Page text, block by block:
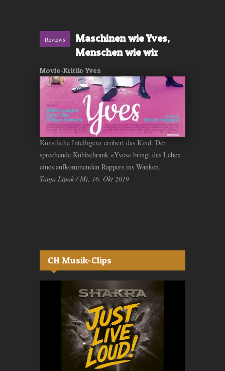
Reviews
Maschinen wie Yves,
Menschen wie wir
Movie-Kritik: Yves
Künstliche Intelligenz erobert das Kind: Der
sprechende Kühlschrank «Yves» bringt das Leben
eines aufkommenden Rappers ins Wanken.
Tanja Lipak / Mi, 16. Okt 2019
CH Musik-Clips